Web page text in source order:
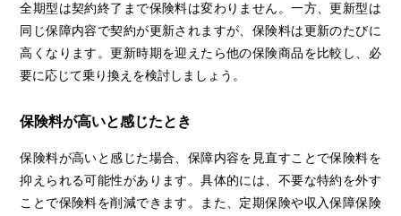
全期型は契約終了まで保険料は変わりません。一方、更新型は
同じ保障内容で契約が更新されますが、保険料は更新のたびに
高くなります。更新時期を迎えたら他の保険商品を比較し、必
要に応じて乗り換えを検討しましょう。
保険料が高いと感じたとき
保険料が高いと感じた場合、保障内容を見直すことで保険料を
抑えられる可能性があります。具体的には、不要な特約を外す
ことで保険料を削減できます。また、定期保険や収入保障保険